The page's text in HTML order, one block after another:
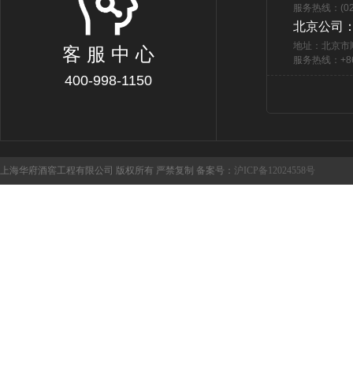
客 服 中 心
400-998-1150
服务热线：
北京公司
地址：北京市
服务热线：
上海华府酒窖工程有限公司 版权所有 严禁复制 备案号： 沪ICP备12024558号